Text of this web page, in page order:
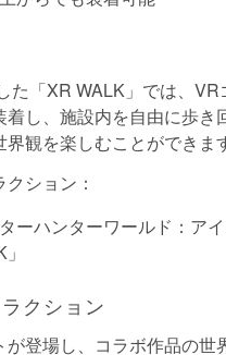
た「XR WALK」では、VR
着し、施設内を自由に歩き
観を楽しむことができま
ション：
ターハンターワールド：ア
クション
が登場し、コラボ作品の世